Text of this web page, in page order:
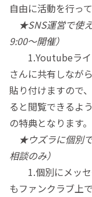
自由に活動を行っ
★SNS運営で使
9:00〜開催）
1.Youtubeライ
さんに共有しなが
貼り付けますので
ると閲覧できるよ
の特典となります。
★ウズラに個別
相談のみ）
1.個別にメッセ
もファンクラブ上